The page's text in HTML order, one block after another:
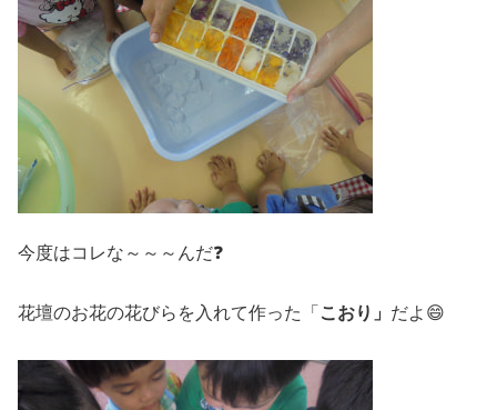
今度はコレな～～～んだ❓
花壇のお花の花びらを入れて作った「 こおり」 だよ😄